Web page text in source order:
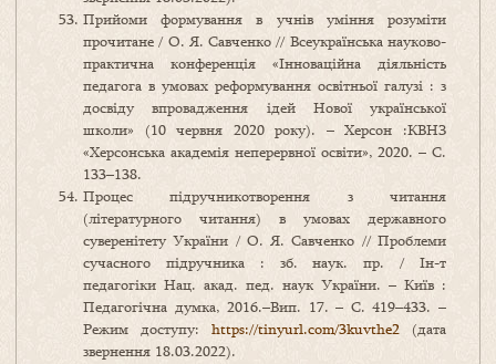
Прийоми формування в учнів уміння розуміти
прочитане / О. Я. Савченко // Всеукраїнська науково-
практична конференція «Інноваційна діяльність
педагога в умовах реформування освітньої галузі : з
досвіду впровадження ідей Нової української
школи» (10 червня 2020 року). – Херсон :КВНЗ
«Херсонська академія неперервної освіти», 2020. – С.
133–138.
Процес підручникотворення з читання
(літературного читання) в умовах державного
суверенітету України / О. Я. Савченко // Проблеми
сучасного підручника : зб. наук. пр. / Ін-т
педагогіки Нац. акад. пед. наук України. – Київ :
Педагогічна думка, 2016.–Вип. 17. – С. 419–433. –
Режим доступу: https://tinyurl.com/3kuvthe2 (дата
звернення 18.03.2022).